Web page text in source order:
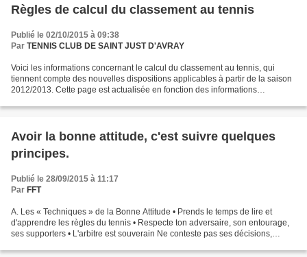
Règles de calcul du classement au tennis
Publié le 02/10/2015 à 09:38
Par TENNIS CLUB DE SAINT JUST D'AVRAY
Voici les informations concernant le calcul du classement au tennis, qui
tiennent compte des nouvelles dispositions applicables à partir de la saison
2012/2013. Cette page est actualisée en fonction des informations
Avoir la bonne attitude, c'est suivre quelques
principes.
Publié le 28/09/2015 à 11:17
Par FFT
A. Les « Techniques » de la Bonne Attitude • Prends le temps de lire et
d'apprendre les règles du tennis • Respecte ton adversaire, son entourage,
ses supporters • L'arbitre est souverain Ne conteste pas ses décisions,